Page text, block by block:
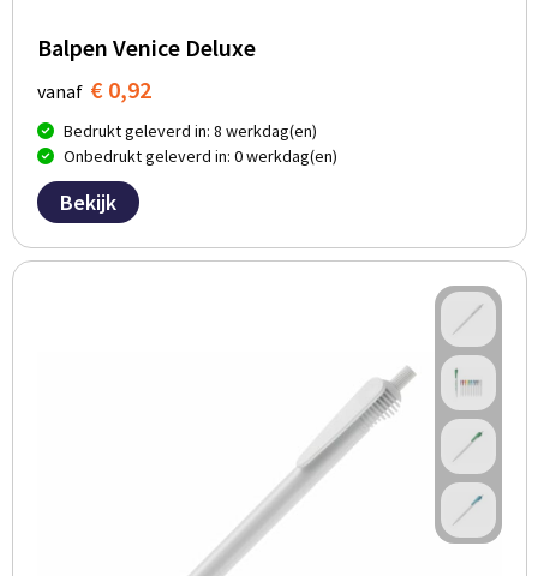
Balpen Venice Deluxe
vanaf € 0,92
Bedrukt geleverd in: 8 werkdag(en)
Onbedrukt geleverd in: 0 werkdag(en)
Bekijk